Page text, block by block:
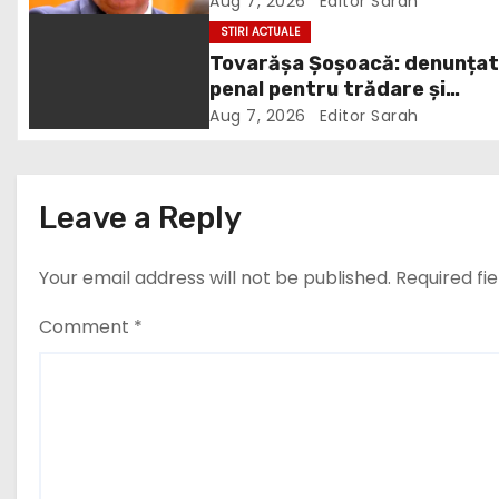
g
t
i
o
STIRI ACTUALE
Tovarășa Șoșoacă:
penal pentru trădare și
comunicarea de informații
Aug 7, 2026 Editor Sarah
Leave a Reply
Your email address will not be published. Required
Comment *